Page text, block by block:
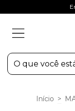
Início >